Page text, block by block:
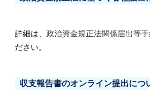
詳細は、 政治資金規正法関係届出等
ださい。
収支報告書のオンライン提出につ